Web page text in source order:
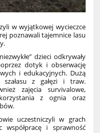
w wyjątkowej wycieczce
poznawali tajemnice lasu
dzieci odkrywały
dotyk i obserwację
i edukacyjnych. Dużą
z gałęzi i traw.
zajęcia survivalowe,
z ognia oraz
uczestniczyli w grach
współpracę i sprawność